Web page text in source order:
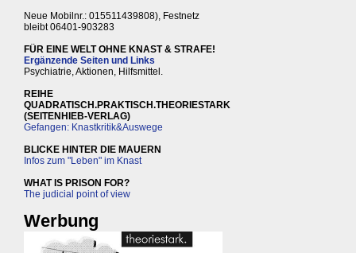
Neue Mobilnr.: 015511439808), Festnetz
bleibt 06401-903283
FÜR EINE WELT OHNE KNAST & STRAFE!
Ergänzende Seiten und Links
Psychiatrie, Aktionen, Hilfsmittel.
REIHE
QUADRATISCH.PRAKTISCH.THEORIESTARK
(SEITENHIEB-VERLAG)
Gefangen: Knastkritik&Auswege
BLICKE HINTER DIE MAUERN
Infos zum "Leben" im Knast
WHAT IS PRISON FOR?
The judicial point of view
Werbung